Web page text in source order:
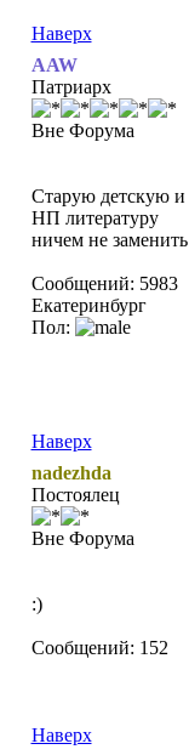
Наверх
AAW
Патриарх
Вне Форума
Старую детскую и
НП литературу
ничем не заменить
Сообщений: 5983
Екатеринбург
Пол:
Наверх
nadezhda
Постоялец
Вне Форума
:)
Сообщений: 152
Наверх